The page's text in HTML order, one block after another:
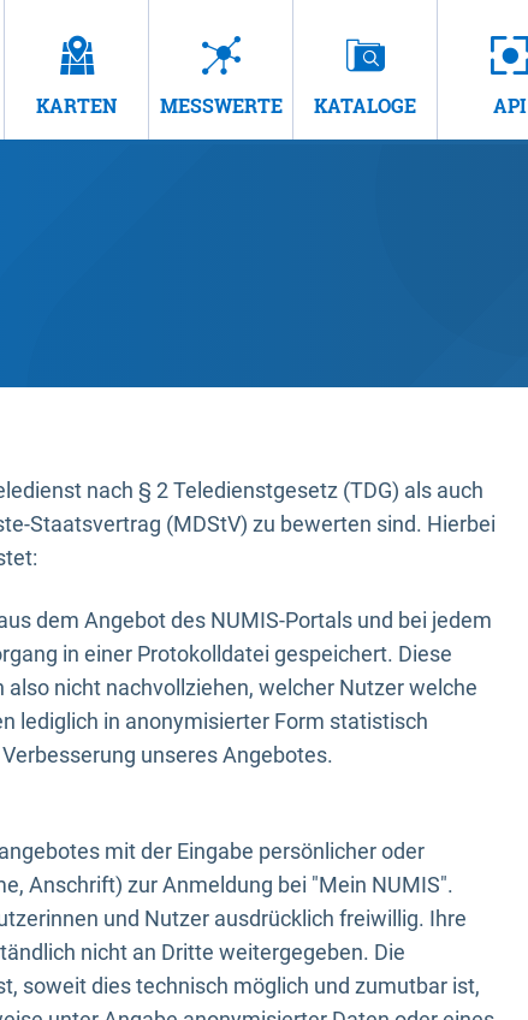
KARTEN MESSWERTE KATALOGE API
nach § 2 Teledienstgesetz (TDG) als auch
Staatsvertrag (MDStV) zu bewerten sind. Hierbei
dem Angebot des NUMIS-Portals und bei jedem
in einer Protokolldatei gespeichert. Diese
nicht nachvollziehen, welcher Nutzer welche
lediglich in anonymisierter Form statistisch
unseres Angebotes.
mit der Eingabe persönlicher oder
Anschrift) zur Anmeldung bei "Mein NUMIS".
und Nutzer ausdrücklich freiwillig. Ihre
nicht an Dritte weitergegeben. Die
soweit dies technisch möglich und zumutbar ist,